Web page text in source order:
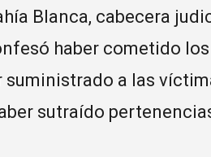
Blanca, cabecera
haber cometido los
suministrado a las
sutraído